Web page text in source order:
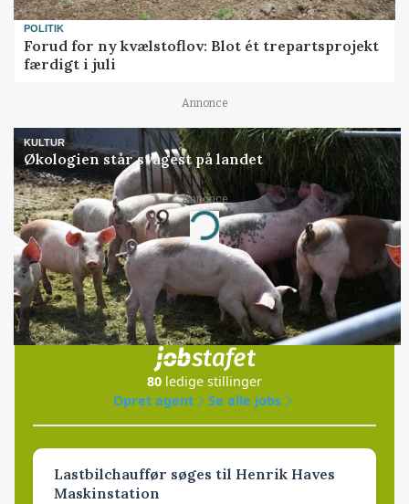
POLITIK
Forud for ny kvælstoflov: Blot ét trepartsprojekt
færdigt i juli
Annonce
KULTUR
Økologien står svagest på landet
Annonce
Loading...
Jobs
i samarbejde med
80 ledige stillinger
Opret agent
Se alle jobs
Lastbilchauffør søges til Henrik Haves
Maskinstation